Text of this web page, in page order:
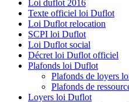
Loi duflot 2016
Texte officiel loi Duflot
Loi Duflot relocation
SCPI loi Duflot
Loi Duflot social
Décret loi Duflot officiel
Plafonds loi Duflot
Plafonds de loyers
Plafonds de
Loyers loi Duflot